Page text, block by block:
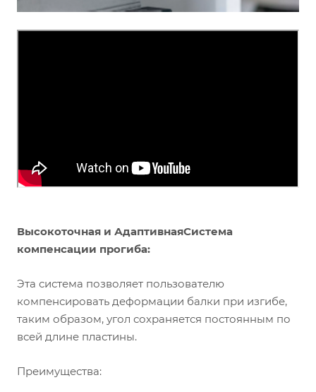
Высокоточная и АдаптивнаяСистема
компенсации прогиба:
Эта система позволяет пользователю
компенсировать деформации балки при изгибе,
таким образом, угол сохраняется постоянным по
всей длине пластины.
Преимущества: